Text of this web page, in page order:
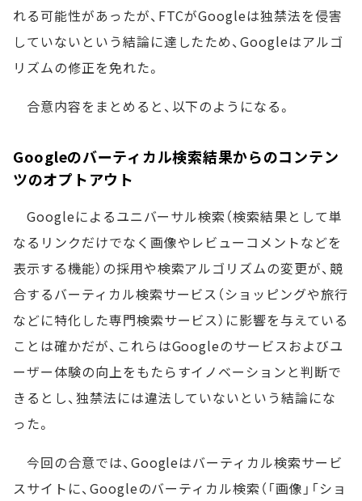
れる可能性があったが、FTCがGoogleは独禁法を侵害
していないという結論に達したため、Googleはアルゴ
リズムの修正を免れた。
合意内容をまとめると、以下のようになる。
Googleのバーティカル検索結果からのコンテン
ツのオプトアウト
Googleによるユニバーサル検索（検索結果として単
なるリンクだけでなく画像やレビューコメントなどを
表示する機能）の採用や検索アルゴリズムの変更が、競
合するバーティカル検索サービス（ショッピングや旅行
などに特化した専門検索サービス）に影響を与えている
ことは確かだが、これらはGoogleのサービスおよびユ
ーザー体験の向上をもたらすイノベーションと判断で
きるとし、独禁法には違法していないという結論にな
った。
今回の合意では、Googleはバーティカル検索サービ
スサイトに、Googleのバーティカル検索（「画像」「ショ